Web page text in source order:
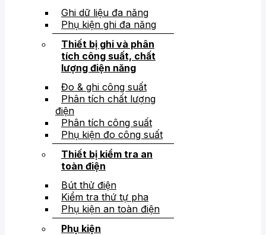
Ghi dữ liệu đa năng
Phụ kiện ghi đa năng
Thiết bị ghi và phân
tích công suất, chất
lượng điện năng
Đo & ghi công suất
Phân tích chất lượng
điện
Phân tích công suất
Phụ kiện đo công suất
Thiết bị kiểm tra an
toàn điện
Bút thử điện
Kiểm tra thứ tự pha
Phụ kiện an toàn điện
Phụ kiện